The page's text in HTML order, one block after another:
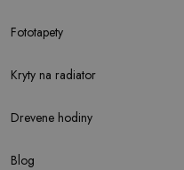
Fototapety
Kryty na radiator
Drevene hodiny
Blog